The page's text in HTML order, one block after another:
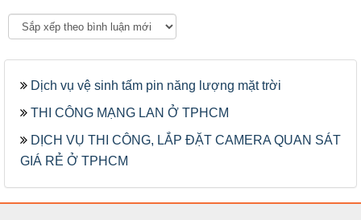
Dịch vụ vệ sinh tấm pin năng lượng mặt trời
THI CÔNG MẠNG LAN Ở TPHCM
DỊCH VỤ THI CÔNG, LẮP ĐẶT CAMERA QUAN SÁT
GIÁ RẺ Ở TPHCM